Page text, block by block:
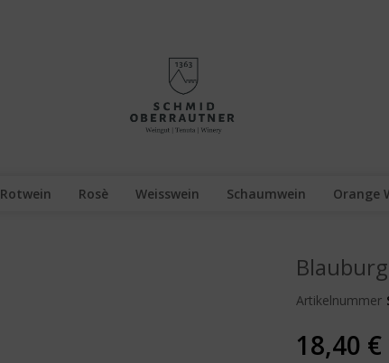
Rotwein Rosè Weisswein Schaumwein Orange
Artikelnummer
18,40